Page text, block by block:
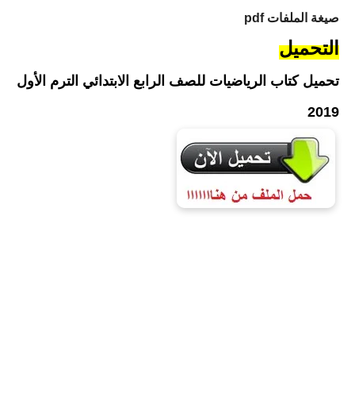
صيغة الملفاتpdf
التحميل
تحميل كتاب الرياضيات للصف الرابع الابتدائي الترم الأول
2019